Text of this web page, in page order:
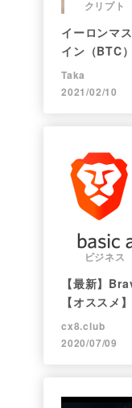
クリプト
イーロンマ
イン（BTC）
Taka
2021/02/10
ビジネス
【最新】
【オススメ】
cx8.club
2020/07/09